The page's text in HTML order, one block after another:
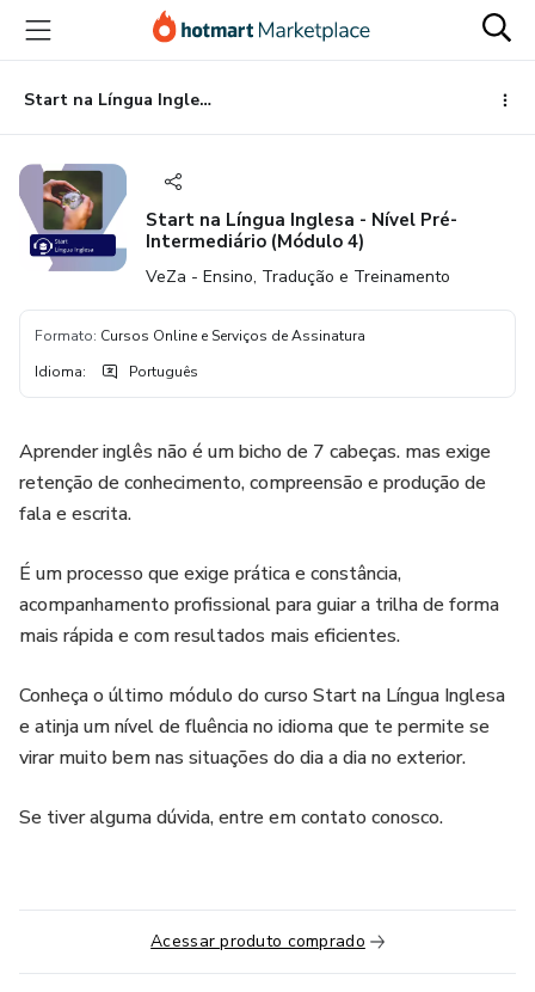
para
conteúdo
principal
para
pagamento
para
rodapé
Start na Língua Inglesa - Nível Pré-Intermediário (Módulo 4)
Start na Língua Inglesa - Nível Pré-
Intermediário (Módulo 4)
VeZa - Ensino, Tradução e Treinamento
Formato: Cursos Online e Serviços de Assinatura
Idioma: Português
Aprender inglês não é um bicho de 7 cabeças. mas exige
retenção de conhecimento, compreensão e produção de
fala e escrita.
É um processo que exige prática e constância,
acompanhamento profissional para guiar a trilha de forma
mais rápida e com resultados mais eficientes.
Conheça o último módulo do curso Start na Língua Inglesa
e atinja um nível de fluência no idioma que te permite se
virar muito bem nas situações do dia a dia no exterior.
Se tiver alguma dúvida, entre em contato conosco.
Acessar produto comprado